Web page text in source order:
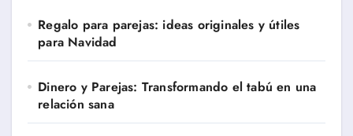
Regalo para parejas: ideas originales y útiles
para Navidad
Dinero y Parejas: Transformando el tabú en una
relación sana